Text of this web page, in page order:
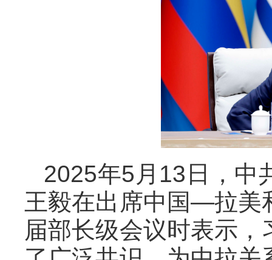
2025年5月13日，中
王毅在出席中国—拉美
届部长级会议时表示